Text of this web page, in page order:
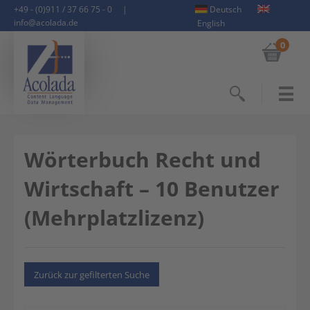
+49 - (0)911 / 37 66 75 - 0
|
info@acolada.de
Deutsch
English
0
Wörterbuch Recht und
Wirtschaft – 10 Benutzer
(Mehrplatzlizenz)
Zurück zur gefilterten Suche